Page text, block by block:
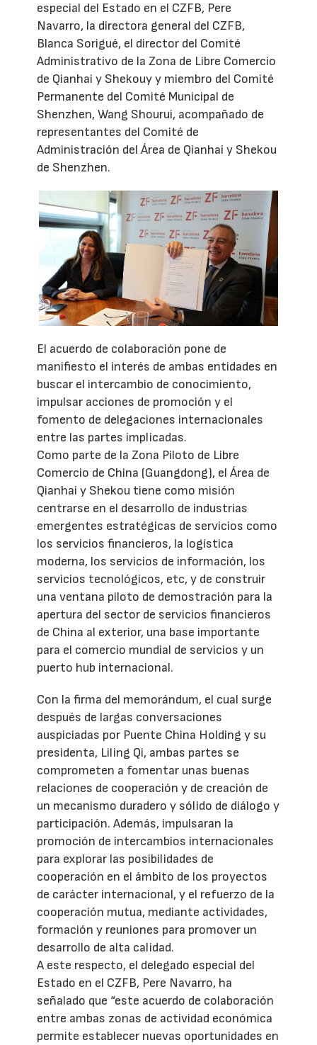
especial del Estado en el CZFB, Pere
Navarro, la directora general del CZFB,
Blanca Sorigué, el director del Comité
Administrativo de la Zona de Libre Comercio
de Qianhai y Shekouy y miembro del Comité
Permanente del Comité Municipal de
Shenzhen, Wang Shourui, acompañado de
representantes del Comité de
Administración del Área de Qianhai y Shekou
de Shenzhen.
El acuerdo de colaboración pone de
manifiesto el interés de ambas entidades en
buscar el intercambio de conocimiento,
impulsar acciones de promoción y el
fomento de delegaciones internacionales
entre las partes implicadas.
Como parte de la Zona Piloto de Libre
Comercio de China (Guangdong), el Área de
Qianhai y Shekou tiene como misión
centrarse en el desarrollo de industrias
emergentes estratégicas de servicios como
los servicios financieros, la logística
moderna, los servicios de información, los
servicios tecnológicos, etc, y de construir
una ventana piloto de demostración para la
apertura del sector de servicios financieros
de China al exterior, una base importante
para el comercio mundial de servicios y un
puerto hub internacional.
Con la firma del memorándum, el cual surge
después de largas conversaciones
auspiciadas por Puente China Holding y su
presidenta, Liling Qi, ambas partes se
comprometen a fomentar unas buenas
relaciones de cooperación y de creación de
un mecanismo duradero y sólido de diálogo y
participación. Además, impulsaran la
promoción de intercambios internacionales
para explorar las posibilidades de
cooperación en el ámbito de los proyectos
de carácter internacional, y el refuerzo de la
cooperación mutua, mediante actividades,
formación y reuniones para promover un
desarrollo de alta calidad.
A este respecto, el delegado especial del
Estado en el CZFB, Pere Navarro, ha
señalado que “este acuerdo de colaboración
entre ambas zonas de actividad económica
permite establecer nuevas oportunidades en